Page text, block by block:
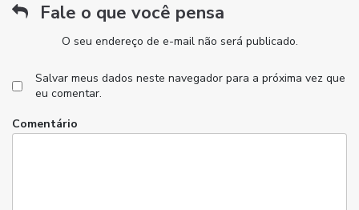
Fale o que você pensa
O seu endereço de e-mail não será publicado.
Salvar meus dados neste navegador para a próxima vez que
eu comentar.
Comentário